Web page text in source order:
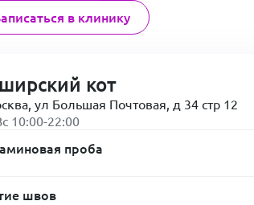
в клинику
кот
ул Большая Почтовая, д 34 стр 12
10:00-22:00
проба
швов